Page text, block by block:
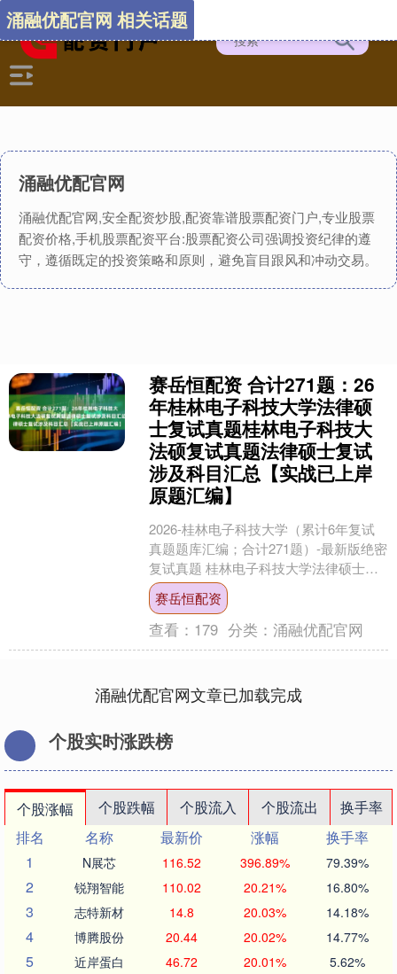
涌融优配官网
涌融优配官网,安全配资炒股,配资靠谱股票配资门户,专业股票
配资价格,手机股票配资平台:股票配资公司强调投资纪律的遵
守，遵循既定的投资策略和原则，避免盲目跟风和冲动交易。
涌融优配官网 相关话题
赛岳恒配资 合计271题：26
年桂林电子科技大学法律硕
士复试真题桂林电子科技大
法硕复试真题法律硕士复试
涉及科目汇总【实战已上岸
原题汇编】
2026-桂林电子科技大学（累计6年复试
真题题库汇编；合计271题）-最新版绝密
复试真题 桂林电子科技大学法律硕士英
语口试真题题库（20年至25年：合计109
题....
赛岳恒配资
查看： 179 分类：涌融优配官网
涌融优配官网文章已加载完成
个股实时涨跌榜
个股涨幅 个股跌幅 个股流入 个股流出
换手率
排名
名称 最新价 涨幅
换手率
1
N展芯 116.52 396.89% 79.39%
2 锐翔智能 110.02 20.21% 16.80%
3 志特新材 14.8 20.03% 14.18%
4 博腾股份 20.44 20.02% 14.77%
5 近岸蛋白 46.72 20.01% 5.62%